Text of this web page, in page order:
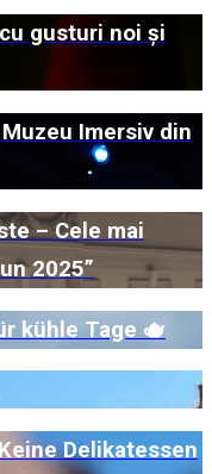
gusturi noi și
Imersiv din
– Cele mai
2025”
kühle Tage 🫖
Delikatessen